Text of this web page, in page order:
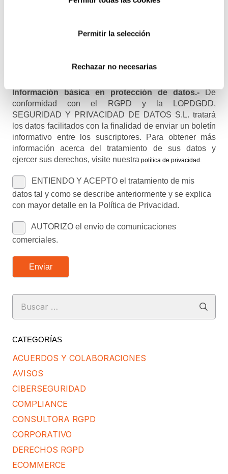
Permitir la selección
Rechazar no necesarias
Información básica en protección de datos.-De
conformidad con el RGPD y la LOPDGDD,
SEGURIDAD Y PRIVACIDAD DE DATOS S.L. tratará
los datos facilitados con la finalidad de enviar un boletín
informativo entre los suscriptores. Para obtener más
información acerca del tratamiento de sus datos y
ejercer sus derechos, visite nuestra política de privacidad
ENTIENDO Y ACEPTO el tratamiento de mis
datos tal y como se describe anteriormente y se explica
con mayor detalle en la Política de Privacidad.
AUTORIZO el envío de comunicaciones
comerciales.
Enviar
Buscar:
CATEGORÍAS
ACUERDOS Y COLABORACIONES
AVISOS
CIBERSEGURIDAD
COMPLIANCE
CONSULTORA RGPD
CORPORATIVO
DERECHOS RGPD
ECOMMERCE